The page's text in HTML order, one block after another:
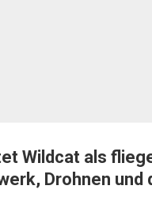
Wildcat als
Drohnen und